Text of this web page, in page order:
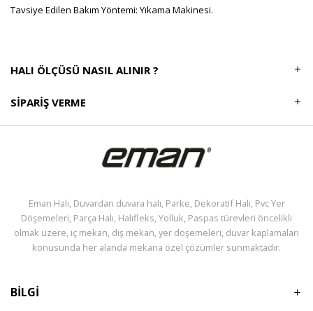
Tavsiye Edilen Bakım Yöntemi: Yıkama Makinesi.
HALI ÖLÇÜSÜ NASIL ALINIR ?
SIPARIŞ VERME
Eman Halı, Duvardan duvara halı, Parke, Dekoratif Halı, Pvc Yer
Döşemeleri, Parça Halı, Halıfleks, Yolluk, Paspas türevleri öncelikli
olmak üzere, iç mekan, dış mekan, yer döşemeleri, duvar kaplamaları
konusunda her alanda mekana özel çözümler sunmaktadır.
BİLGİ